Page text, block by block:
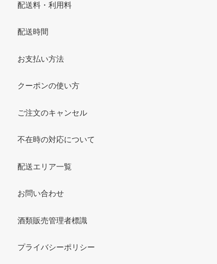
配送料・利用料
配送時間
お支払い方法
クーポンの使い方
ご注文のキャンセル
不在時の対応について
配送エリア一覧
お問い合わせ
酒類販売管理者標識
プライバシーポリシー